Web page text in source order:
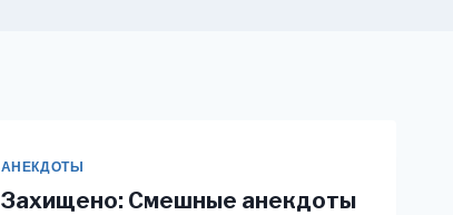
АНЕКДОТЫ
Захищено: Смешные анекдоты